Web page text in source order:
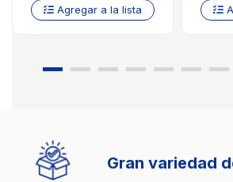
Agregar a la lista
Gran variedad